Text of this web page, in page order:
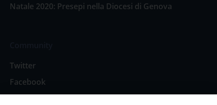
Natale 2020: Presepi nella Diocesi di Genova
Twitter
Facebook
Contattaci